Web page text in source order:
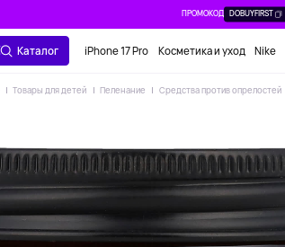
ПРОМОКОД DOBUYFIRST
Каталог iPhone 17 Pro Косметика и уход Nike
Товары для детей Пеленание Средства против опрелостей